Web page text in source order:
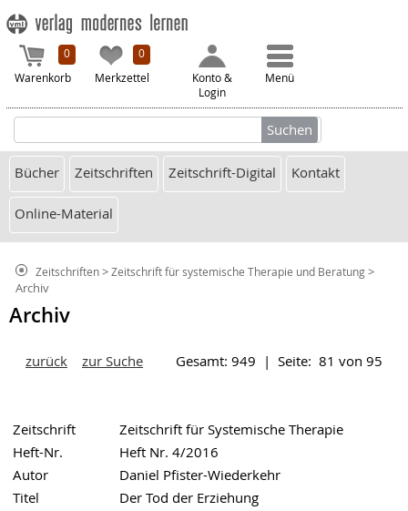
0
Warenkorb
0
Merkzettel
Konto &
Login
Menü
Bücher Zeitschriften Zeitschrift-Digital Kontakt
Online-Material
Zeitschriften> Zeitschrift für systemische Therapie und Beratung>
Archiv
Archiv
zurück zur Suche Gesamt: 949 | Seite: 81 von 95
Zeitschrift
Zeitschrift für Systemische Therapie
Heft-Nr.
Heft Nr. 4/2016
Autor
Daniel Pfister-Wiederkehr
Titel
Der Tod der Erziehung